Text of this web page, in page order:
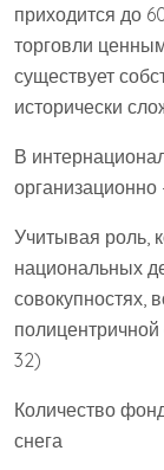
приходится до
торговли
существует
исторически
В
Учитывая роль,
национальных
совокупностях,
32)
Количество
снега